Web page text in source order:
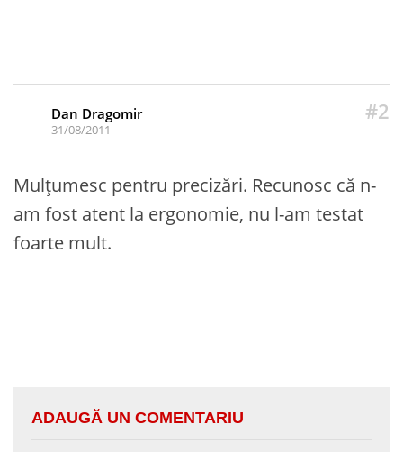
#2
Dan Dragomir
31/08/2011
Mulțumesc pentru precizări. Recunosc că n-
am fost atent la ergonomie, nu l-am testat
foarte mult.
ADAUGĂ UN COMENTARIU